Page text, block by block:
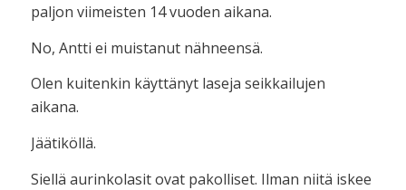
paljon viimeisten 14 vuoden aikana.
No, Antti ei muistanut nähneensä.
Olen kuitenkin käyttänyt laseja seikkailujen
aikana.
Jäätiköllä.
Siellä aurinkolasit ovat pakolliset. Ilman niitä iskee